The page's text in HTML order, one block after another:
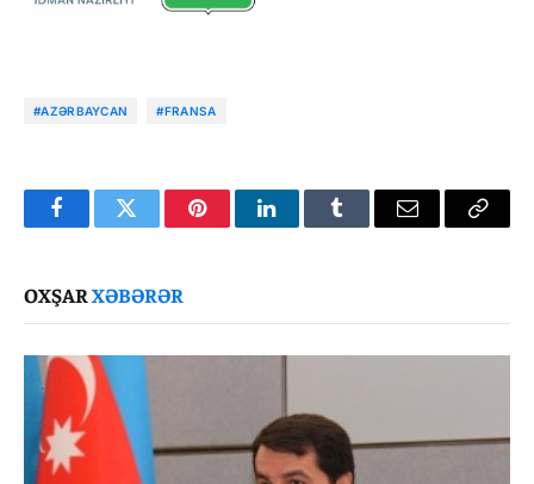
#AZƏRBAYCAN #FRANSA
FacebookTwitter PinterestLinkedInTumblr Email
Copy
OXŞARXƏBƏRƏR